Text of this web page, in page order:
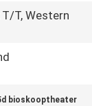
T/T, Western
bioskooptheater